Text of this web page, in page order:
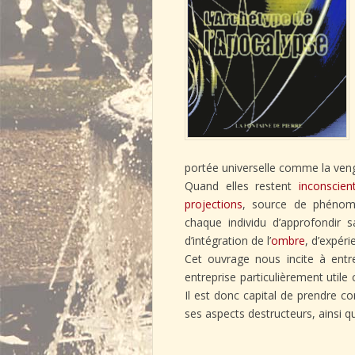
portée universelle comme la
Quand elles restent
projections, source de
chaque individu
d’intégration de l’ombre,
Cet ouvrage nous incite à
entreprise particulièrement utile
Il est donc capital de prendre
ses aspects destructeurs, ainsi